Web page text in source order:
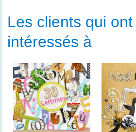
Les clients qui
intéressés à